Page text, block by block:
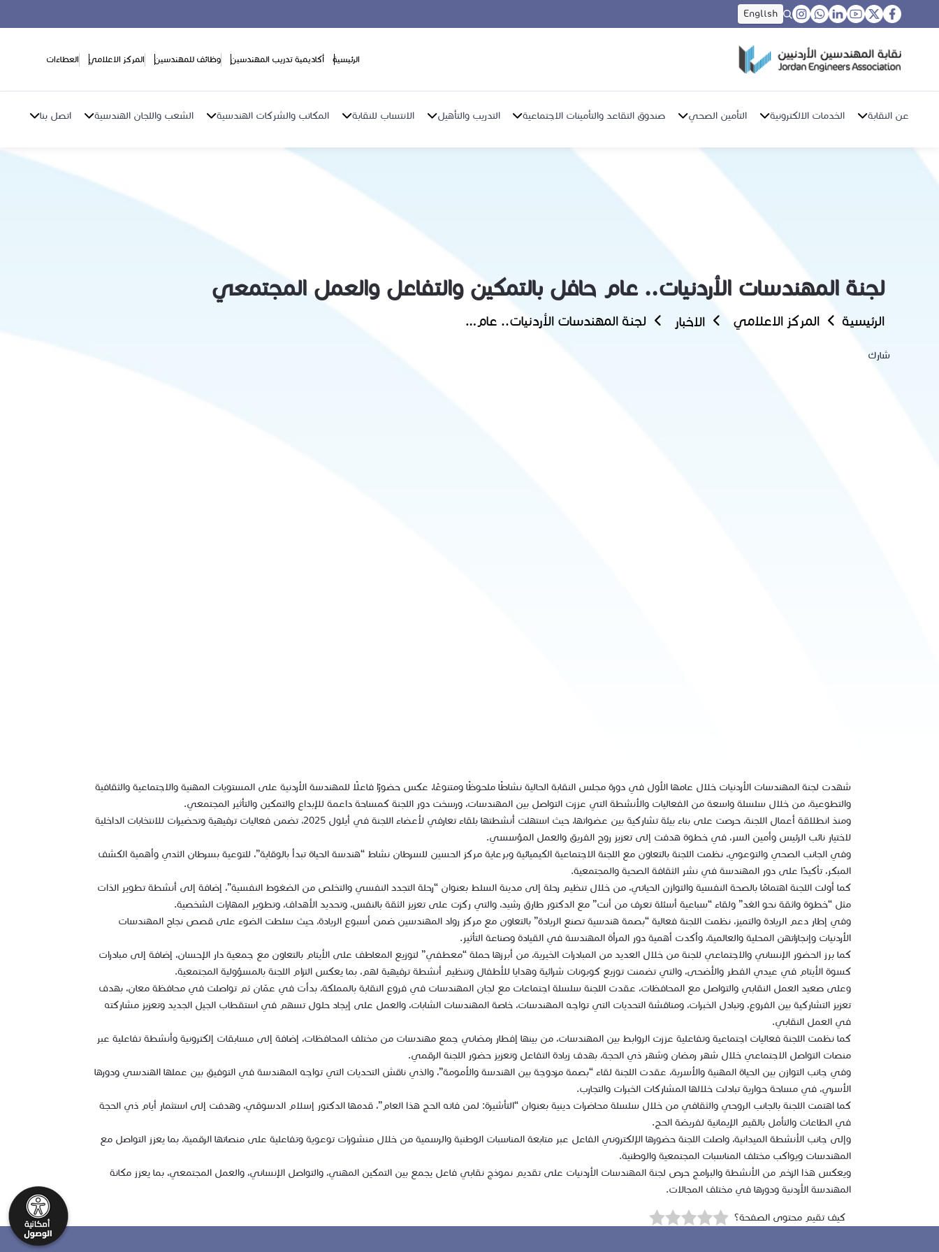
English
الرئيسية أكاديمية تدريب المهندسين وظائف للمهندسين المركز الاعلامي العطاءات
عن النقابة الخدمات الالكترونية التأمين الصحي صندوق التقاعد والتأمينات الاجتماعية التدريب والتأهيل الانتساب للنقابة المكاتب والشركات الهندسية الشعب واللجان الهندسية اتصل بنا
لجنة المهندسات الأردنيات.. عام حافل بالتمكين والتفاعل والعمل المجتمعي
الرئيسية المركز الاعلامي الاخبار لجنة المهندسات الأردنيات.. عام حافل بالتمكين والتفاعل والعمل المجتمعي
شارك
شهدت لجنة المهندسات الأردنيات خلال عامها الأول في دورة مجلس النقابة الحالية نشاطًا ملحوظًا ومتنوعًا، عكس حضورًا فاعلًا للمهندسة الأردنية على المستويات المهنية والاجتماعية والثقافية
والتطوعية، من خلال سلسلة واسعة من الفعاليات والأنشطة التي عززت التواصل بين المهندسات، ورسخت دور اللجنة كمساحة داعمة للإبداع والتمكين والتأثير المجتمعي.
ومنذ انطلاقة أعمال اللجنة، حرصت على بناء بيئة تشاركية بين عضواتها، حيث استهلت أنشطتها بلقاء تعارفي لأعضاء اللجنة في أيلول 2025، تضمن فعاليات ترفيهية وتحضيرات للانتخابات الداخلية
لاختيار نائب الرئيس وأمين السر، في خطوة هدفت إلى تعزيز روح الفريق والعمل المؤسسي.
وفي الجانب الصحي والتوعوي، نظمت اللجنة بالتعاون مع اللجنة الاجتماعية الكيميائية وبرعاية مركز الحسين للسرطان نشاط “هندسة الحياة تبدأ بالوقاية”، للتوعية بسرطان الثدي وأهمية الكشف
المبكر، تأكيدًا على دور المهندسة في نشر الثقافة الصحية والمجتمعية.
كما أولت اللجنة اهتمامًا بالصحة النفسية والتوازن الحياتي، من خلال تنظيم رحلة إلى مدينة السلط بعنوان “رحلة التجدد النفسي والتخلص من الضغوط النفسية”، إضافة إلى أنشطة تطوير الذات
مثل “خطوة واثقة نحو الغد” ولقاء “سباعية أسئلة تعرف من أنت” مع الدكتور طارق رشيد، والتي ركزت على تعزيز الثقة بالنفس، وتحديد الأهداف، وتطوير المهارات الشخصية.
وفي إطار دعم الريادة والتميز، نظمت اللجنة فعالية “بصمة هندسية تصنع الريادة” بالتعاون مع مركز رواد المهندسين ضمن أسبوع الريادة، حيث سلطت الضوء على قصص نجاح المهندسات
الأردنيات وإنجازاتهن المحلية والعالمية، وأكدت أهمية دور المرأة المهندسة في القيادة وصناعة التأثير.
كما برز الحضور الإنساني والاجتماعي للجنة من خلال العديد من المبادرات الخيرية، من أبرزها حملة “معطفي” لتوزيع المعاطف على الأيتام بالتعاون مع جمعية دار الإحسان، إضافة إلى مبادرات
كسوة الأيتام في عيدي الفطر والأضحى، والتي تضمنت توزيع كوبونات شرائية وهدايا للأطفال وتنظيم أنشطة ترفيهية لهم، بما يعكس التزام اللجنة بالمسؤولية المجتمعية.
وعلى صعيد العمل النقابي والتواصل مع المحافظات، عقدت اللجنة سلسلة اجتماعات مع لجان المهندسات في فروع النقابة بالمملكة، بدأت في عمّان ثم تواصلت في محافظة معان، بهدف
تعزيز التشاركية بين الفروع، وتبادل الخبرات، ومناقشة التحديات التي تواجه المهندسات، خاصة المهندسات الشابات، والعمل على إيجاد حلول تسهم في استقطاب الجيل الجديد وتعزيز مشاركته
في العمل النقابي.
كما نظمت اللجنة فعاليات اجتماعية وتفاعلية عززت الروابط بين المهندسات، من بينها إفطار رمضاني جمع مهندسات من مختلف المحافظات، إضافة إلى مسابقات إلكترونية وأنشطة تفاعلية عبر
منصات التواصل الاجتماعي خلال شهر رمضان وشهر ذي الحجة، بهدف زيادة التفاعل وتعزيز حضور اللجنة الرقمي.
وفي جانب التوازن بين الحياة المهنية والأسرية، عقدت اللجنة لقاء “بصمة مزدوجة بين الهندسة والأمومة”، والذي ناقش التحديات التي تواجه المهندسة في التوفيق بين عملها الهندسي ودورها
الأسري، في مساحة حوارية تبادلت خلالها المشاركات الخبرات والتجارب.
كما اهتمت اللجنة بالجانب الروحي والثقافي من خلال سلسلة محاضرات دينية بعنوان “التأشيرة: لمن فاته الحج هذا العام”، قدمها الدكتور إسلام الدسوقي، وهدفت إلى استثمار أيام ذي الحجة
في الطاعات والتأمل بالقيم الإيمانية لفريضة الحج.
وإلى جانب الأنشطة الميدانية، واصلت اللجنة حضورها الإلكتروني الفاعل عبر متابعة المناسبات الوطنية والرسمية من خلال منشورات توعوية وتفاعلية على منصاتها الرقمية، بما يعزز التواصل مع
المهندسات ويواكب مختلف المناسبات المجتمعية والوطنية.
ويعكس هذا الزخم من الأنشطة والبرامج حرص لجنة المهندسات الأردنيات على تقديم نموذج نقابي فاعل يجمع بين التمكين المهني، والتواصل الإنساني، والعمل المجتمعي، بما يعزز مكانة
المهندسة الأردنية ودورها في مختلف المجالات.
كيف تقيم محتوى الصفحة؟